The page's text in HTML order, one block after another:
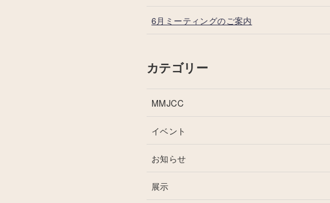
6月ミーティングのご案内
カテゴリー
MMJCC
イベント
お知らせ
展示